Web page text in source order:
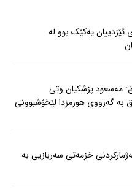
یەکێک بوو لە
مەسعود پزشكیان وتی
بە گەرووی هورمزدا لێخۆشبوونی
خزمەتی سەربازیی بە